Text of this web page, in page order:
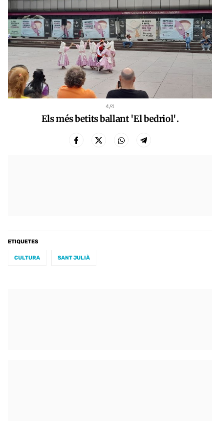
4/4
Els més betits ballant 'El bedriol'.
ETIQUETES
CULTURA SANT JULIÀ